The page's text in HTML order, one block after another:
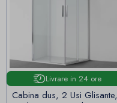
Livrare in 24 ore
Cabina dus, 2 Usi Glisante,